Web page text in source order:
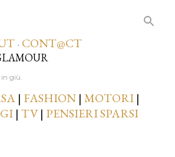
· CONT@CT
giù.
| FASHION | MOTORI |
| TV| PENSIERI SPARSI